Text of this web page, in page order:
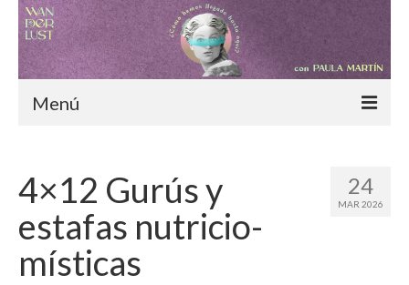
Menú
Blog
¿Cómo hemos llegado hasta aquí?
Moda consciente
24
MAR 2026
4×12 Gurús y
estafas nutricio-
místicas